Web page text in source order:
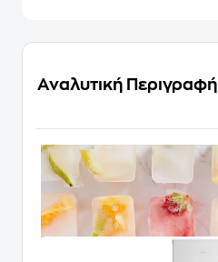
Αναλυτική Περιγραφή